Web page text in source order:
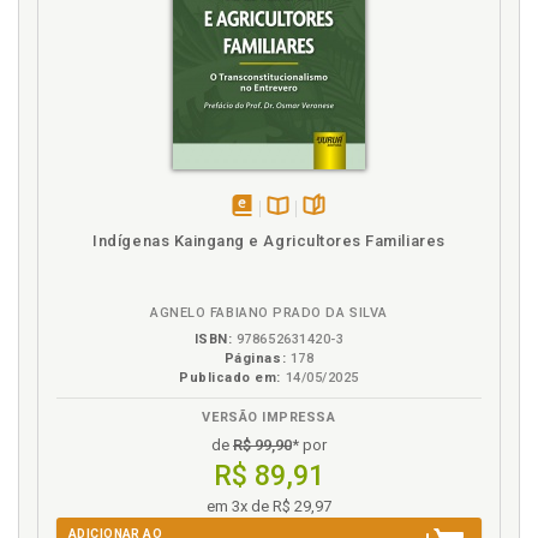
Discussões que antecederam a Lei 9.433/97, p. 89
Disponibilidade da água no planeta terra e a
racionalização de seu uso no Brasil e no mundo, p.
Domínio. Conceito e classificação de bem e domínio,
Evolução legislativa no tratamento da água, p. 75
Formação da água no Planeta Terra, p. 23
Formação do Universo e do Planeta Terra, p. 19
H
em
na
Indígenas Kaingang e Agricultores Familiares
AGNELO FABIANO PRADO DA SILVA
ISBN: 978652631420-3
Páginas: 178
Publicado em: 14/05/2025
VERSÃO IMPRESSA
de R$ 99,90* por
R$ 89,91
em 3x de R$ 29,97
ADICIONAR AO